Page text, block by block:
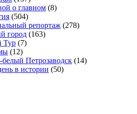
о главном (8)
(504)
репортаж (278)
город (163)
Тур (7)
(12)
белый Петрозаводск (14)
в истории (50)